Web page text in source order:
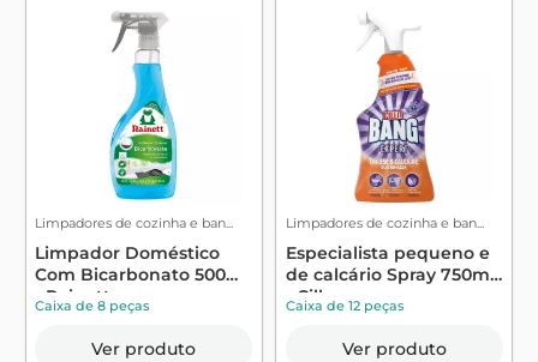
Limpadores de cozinha e ban...
Limpador Doméstico
Com Bicarbonato 500ml
- Rainett
Caixa de 8 peças
Ver produto
Limpadores de cozinha e ban...
Especialista pequeno e
de calcário Spray 750ml
- Cill...
Caixa de 12 peças
Ver produto